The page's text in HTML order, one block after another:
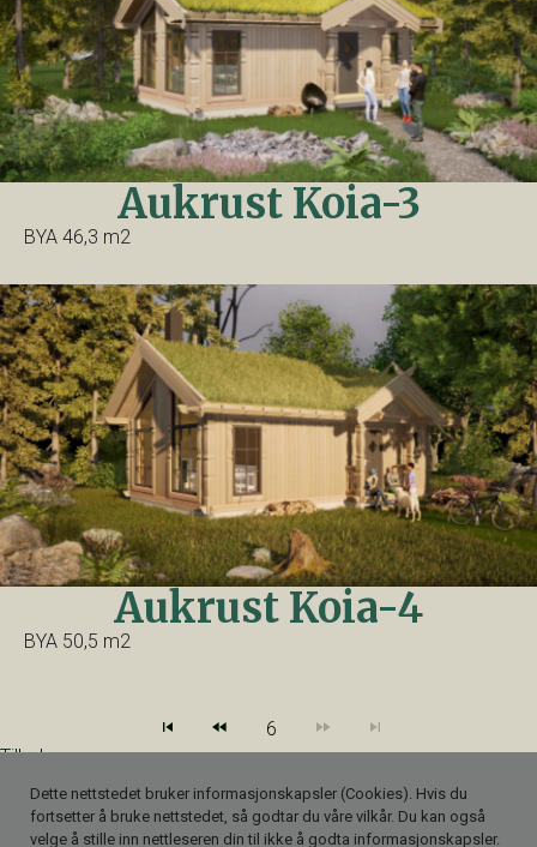
Aukrust Koia-3
BYA 46,3 m2
Aukrust Koia-4
BYA 50,5 m2
6
Tilbake
©Eventyrhytter AS-2024
Personvernerklæring
Dette nettstedet bruker informasjonskapsler (Cookies). Hvis du
fortsetter å bruke nettstedet, så godtar du våre vilkår. Du kan også
velge å stille inn nettleseren din til ikke å godta informasjonskapsler.